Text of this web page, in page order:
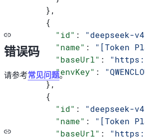
      },
      {
        "id"
: "deepseek-
        "name"
: "[Token
        "baseUrl"
:
        "envKey"
:
      },
      {
        "id"
: "deepseek-
        "name"
: "[Token
        "baseUrl"
:
错误码
请参考常见问题。